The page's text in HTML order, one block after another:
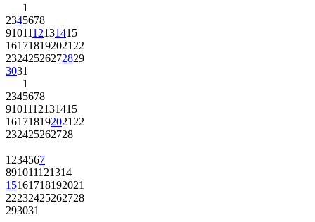
1
2345678
9101112131415
161718192021 22
23242526272829
3031
1
2345678
9101112131415
161718192021 22
232425262728
1 234567
891011121314
15161718192021
22232425262728
293031